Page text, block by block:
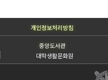
개인정보처리방침
중앙도서관
대학생활문화원